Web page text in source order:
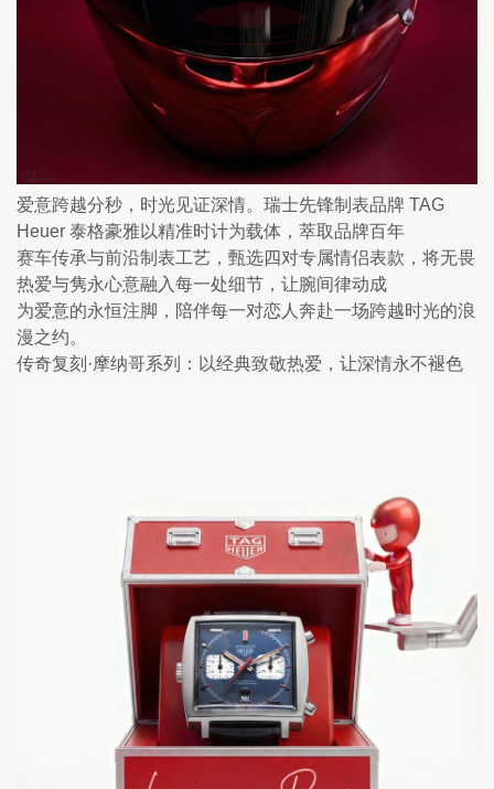
爱意跨越分秒，时光见证深情。瑞士先锋制表品牌 TAG
Heuer 泰格豪雅以精准时计为载体，萃取品牌百年
赛车传承与前沿制表工艺，甄选四对专属情侣表款，将无畏
热爱与隽永心意融入每一处细节，让腕间律动成
为爱意的永恒注脚，陪伴每一对恋人奔赴一场跨越时光的浪
漫之约。
传奇复刻·摩纳哥系列：以经典致敬热爱，让深情永不褪色